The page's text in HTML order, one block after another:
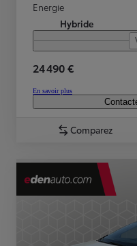
Energie
Hybride
24 490 €
En savoir plus
Comparez